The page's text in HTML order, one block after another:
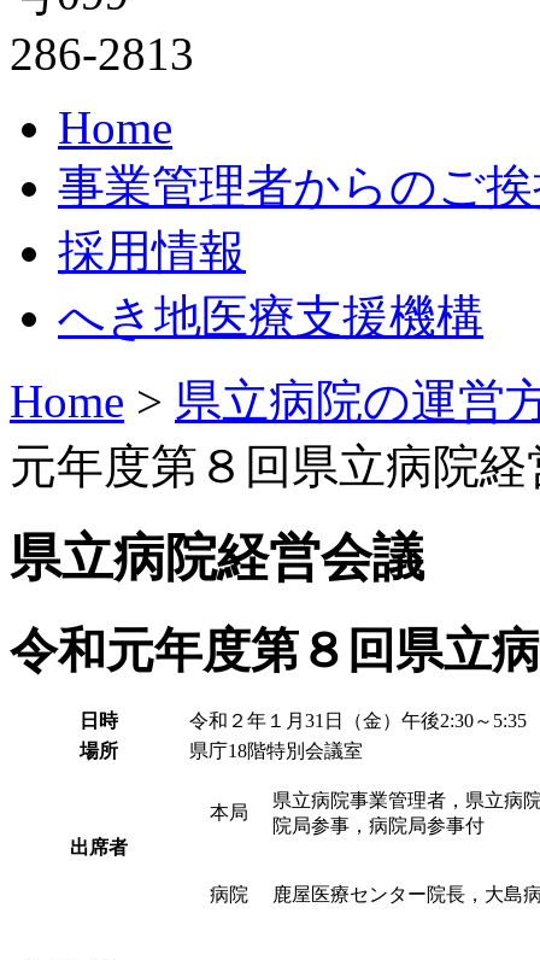
Home
事業管理者からのご
採用情報
へき地医療支援機構
Home > 県立病院の運営
元年度第８回県立病院
県立病院経営会議
令和元年度第８回県立
日時
令和２年１月31日（金）午後2:30～5:35
場所
県庁18階特別会議室
出席者
本局
県立病院事業管理者，県立病
院局参事，病院局参事付
病院 鹿屋医療センター院長，大島